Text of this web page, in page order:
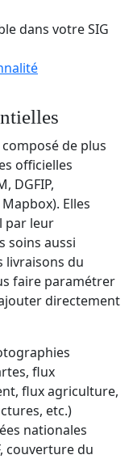
dans votre SIG
de plus
officielles
DGFIP,
Elles
par leur
soins aussi
livraisons du
faire paramétrer
directement
flux
flux agriculture,
etc.)
nationales
couverture du